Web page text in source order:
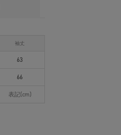
袖丈
63
66
表記(cm)